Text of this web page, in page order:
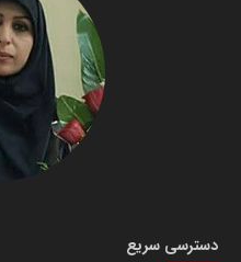
دسترسی سریع